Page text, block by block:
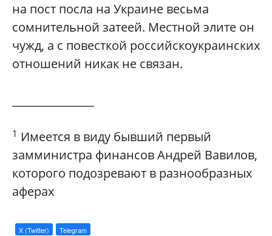
на пост посла на Украине весьма
сомнительной затеей. Местной элите он
чужд, а с повесткой российскоукраинских
отношений никак не связан.
1 Имеется в виду бывший первый
замминистра финансов Андрей Вавилов,
которого подозревают в разнообразных
аферах
X (Twitter) Telegram